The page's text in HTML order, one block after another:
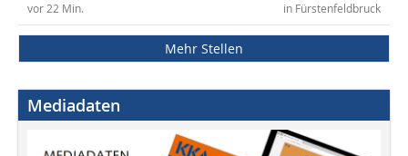
in Fürstenfeldbruck
vor 22 Min.
Mehr Stellen
Mediadaten